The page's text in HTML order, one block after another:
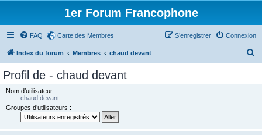
1er Forum Francophone
FAQ Carte des Membres Connexion
S’enregistrer
Index du forum Membres chaud devant
Profil de - chaud devant
Nom d’utilisateur :
chaud devant
Groupes d’utilisateurs :